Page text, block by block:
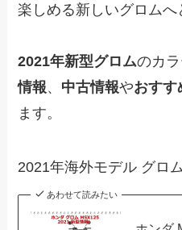
楽しめる新しいグロムへ
2021年新型グロムのカ
情報、 中古情報やおすす
ます。
2021年海外モデル グロ
あわせて読みたい